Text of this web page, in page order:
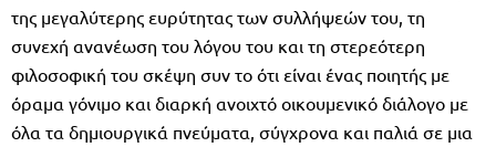
της μεγαλύτερης ευρύτητας των συλλήψεών του, τη
συνεχή ανανέωση του λόγου του και τη στερεότερη
φιλοσοφική του σκέψη συν το ότι είναι ένας ποιητής με
όραμα γόνιμο και διαρκή ανοιχτό οικουμενικό διάλογο με
όλα τα δημιουργικά πνεύματα, σύγχρονα και παλιά σε μια